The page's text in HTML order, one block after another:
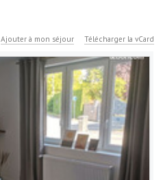
Ajouter à mon séjour Télécharger la vCard